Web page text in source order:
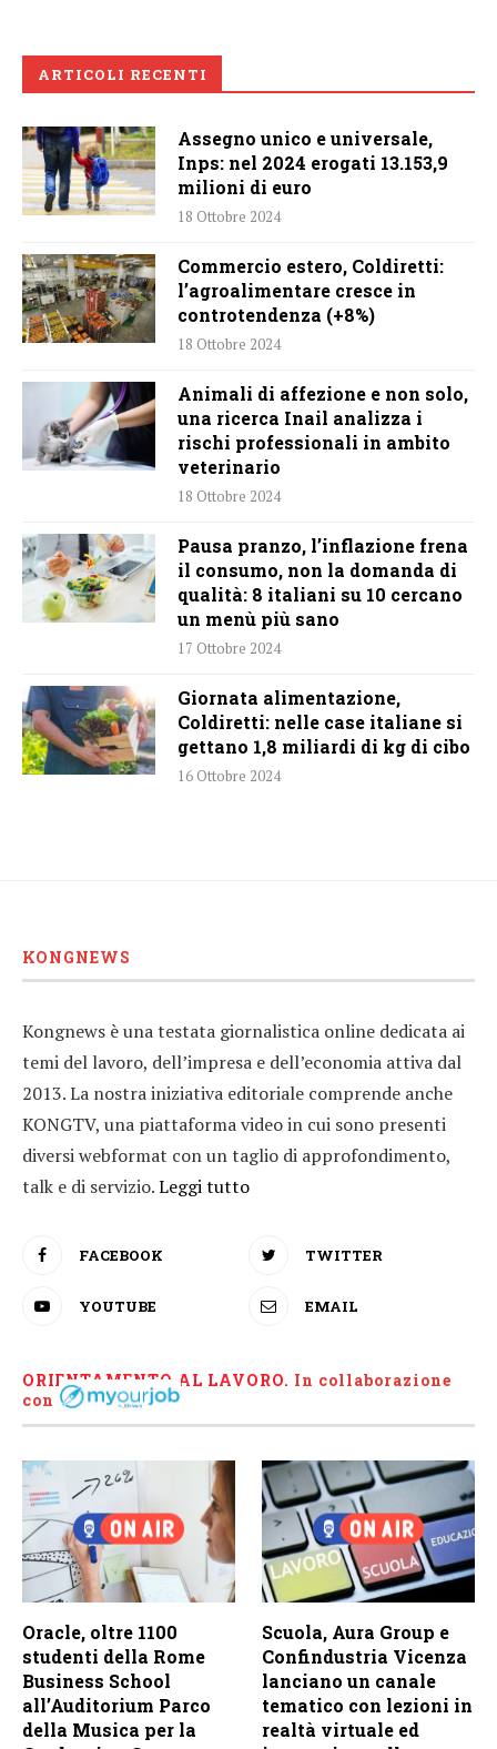
ARTICOLI RECENTI
Assegno unico e universale,
Inps: nel 2024 erogati 13.153,9
milioni di euro
18 Ottobre 2024
Commercio estero, Coldiretti:
l’agroalimentare cresce in
controtendenza (+8%)
18 Ottobre 2024
Animali di affezione e non solo,
una ricerca Inail analizza i
rischi professionali in ambito
veterinario
18 Ottobre 2024
Pausa pranzo, l’inflazione frena
il consumo, non la domanda di
qualità: 8 italiani su 10 cercano
un menù più sano
17 Ottobre 2024
Giornata alimentazione,
Coldiretti: nelle case italiane si
gettano 1,8 miliardi di kg di cibo
16 Ottobre 2024
KONGNEWS
Kongnews è una testata giornalistica online dedicata ai
temi del lavoro, dell’impresa e dell’economia attiva dal
2013. La nostra iniziativa editoriale comprende anche
KONGTV, una piattaforma video in cui sono presenti
diversi webformat con un taglio di approfondimento,
talk e di servizio.Leggi tutto
FACEBOOK TWITTER
YOUTUBE EMAIL
ORIENTAMENTO AL LAVORO. In collaborazione
con
Oracle, oltre 1100
studenti della Rome
Business School
all’Auditorium Parco
della Musica per la
Scuola, Aura Group e
Confindustria Vicenza
lanciano un canale
tematico con lezioni in
realtà virtuale ed